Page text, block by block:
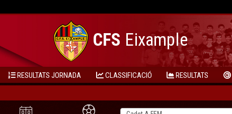
CFS Eixample
RESULTATS JORNADA CLASSIFICACIÓ RESULTATS